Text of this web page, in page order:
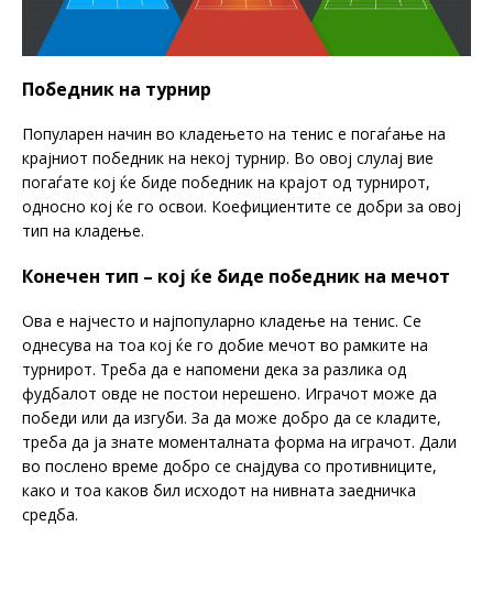
Победник на турнир
Популарен начин во кладењето на тенис е погаѓање на
крајниот победник на некој турнир. Во овој слулај вие
погаѓате кој ќе биде победник на крајот од турнирот,
односно кој ќе го освои. Коефициентите се добри за овој
тип на кладење.
Конечен тип – кој ќе биде победник на мечот
Ова е најчесто и најпопуларно кладење на тенис. Се
однесува на тоа кој ќе го добие мечот во рамките на
турнирот. Треба да е напомени дека за разлика од
фудбалот овде не постои нерешено. Играчот може да
победи или да изгуби. За да може добро да се кладите,
треба да ја знате моменталната форма на играчот. Дали
во послено време добро се снајдува со противниците,
како и тоа каков бил исходот на нивната заедничка
средба.